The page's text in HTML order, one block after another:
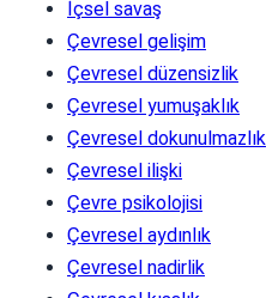
İçsel savaş
Çevresel gelişim
Çevresel düzensizlik
Çevresel yumuşaklık
Çevresel dokunulmazlık
Çevresel ilişki
Çevre psikolojisi
Çevresel aydınlık
Çevresel nadirlik